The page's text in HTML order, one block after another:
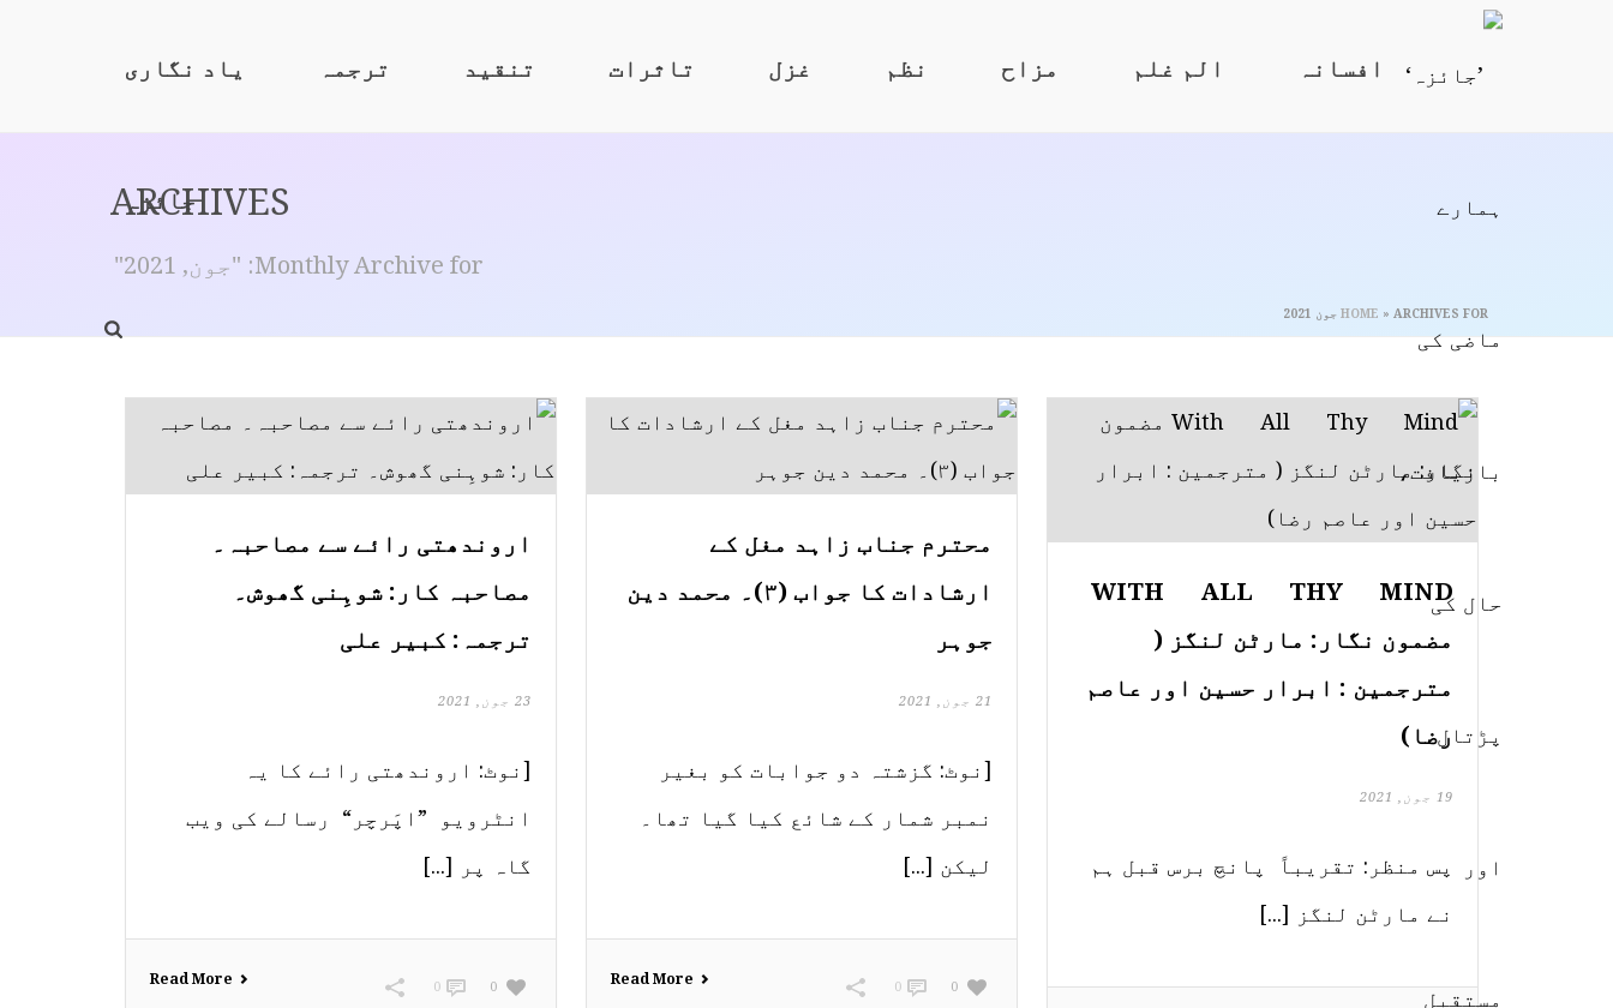
یاد نگاری ترجمہ تنقید تاثرات غزل نظم مزاح الم غلم افسانہ
جائزہ
ARCHIVES
Monthly Archive for: "جون, 2021"
HOME » ARCHIVES FOR جون 2021
اروندھتی رائے سے مصاحبہ۔
مصاحبہ کار: شوہِنی گھوش۔
ترجمہ: کبیر علی
23 جون, 2021
[نوٹ: اروندھتی رائے کا یہ
انٹرویو ”اپَرچر“ رسالے کی ویب
گاہ پر [...]
Read More 0
0
محترم جناب زاہد مغل کے
ارشادات کا جواب (۳)۔ محمد دین
جوہر
21 جون, 2021
[نوٹ: گزشتہ دو جوابات کو بغیر
نمبر شمار کے شائع کیا گیا تھا۔
لیکن [...]
Read More 0
0
WITH ALL THY MIND
مضمون نگار: مارٹن لنگز (
مترجمین : ابرار حسین اور عاصم
رضا)
19 جون, 2021
پس منظر: تقریباً پانچ برس قبل ہم
نے مارٹن لنگز [...]